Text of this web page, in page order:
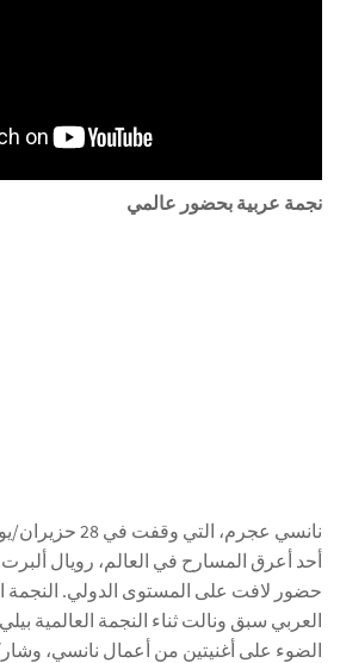
نجمة عربية بحضور عالمي
نانسي عجرم،
أحد أعرق المسارح في العالم، رويال
حضور لافت على المستوى الدولي. النجمة
العربي سبق ونالت ثناء النجمة العالمية
الضوء على أغنيتين من أعمال نانسي،